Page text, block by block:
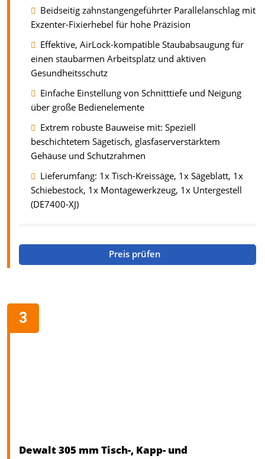
Beidseitig zahnstangengeführter Parallelanschlag mit
Exzenter-Fixierhebel für hohe Präzision
Effektive, AirLock-kompatible Staubabsaugung für
einen staubarmen Arbeitsplatz und aktiven
Gesundheitsschutz
Einfache Einstellung von Schnitttiefe und Neigung
über große Bedienelemente
Extrem robuste Bauweise mit: Speziell
beschichtetem Sägetisch, glasfaserverstärktem
Gehäuse und Schutzrahmen
Lieferumfang: 1x Tisch-Kreissäge, 1x Sägeblatt, 1x
Schiebestock, 1x Montagewerkzeug, 1x Untergestell
(DE7400-XJ)
Preis prüfen
Dewalt 305 mm Tisch-, Kapp- und